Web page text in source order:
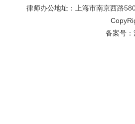
律师办公地址：上海市南京西路
备案号：